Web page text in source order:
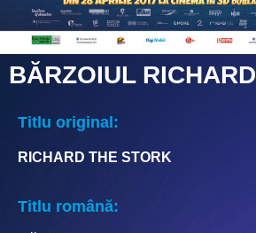
BĂRZOIUL RICHARD
Titlu original:
RICHARD THE STORK
Titlu română: